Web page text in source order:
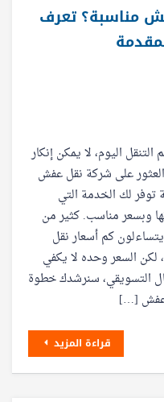
مناسبة؟ تعرف
التنقل اليوم، لا يمكن إنكار
على شركة نقل عفش
توفر لك الخدمة التي
وبسعر مناسب. كثير من
كم أسعار نقل
لكن السعر وحده لا يكفي
التسويقي، سنرشدك خطوة
عفش […]
قراءة المزيد